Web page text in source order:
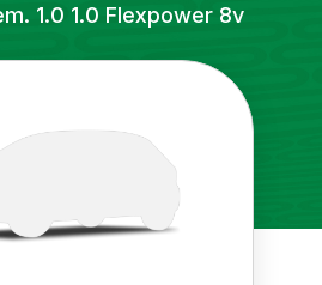
1.0 1.0 Flexpower 8v